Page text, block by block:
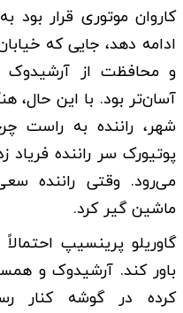
کاروان موتوری قرار بود
ادامه دهد، جایی که
و محافظت از آرشیدوک
آسان‌تر بود. با این حال،
شهر، راننده به راست
پوتیورک سر راننده
می‌رود. وقتی راننده
ماشین گیر کرد.
گاوریلو پرینسیپ
باور کند. آرشیدوک و
کرده در گوشه کنار